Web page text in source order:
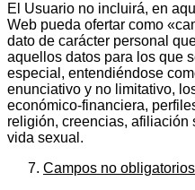
El Usuario no incluirá, en
Web pueda ofertar como
dato de carácter personal
aquellos datos para los que
especial, entendiéndose
enunciativo y no limitativo,
económico-financiera,
religión, creencias,
vida sexual.
Campos no obligatorios